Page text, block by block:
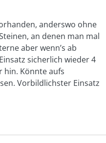
anderswo ohne
an denen man mal
aber wenn’s ab
sicherlich wieder 4
hin. Könnte aufs
Vorbildlichster Einsatz